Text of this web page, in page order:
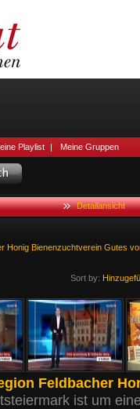
Playlist | Meine Gruppen
Detailansicht
Honig Bienenzuchtverein Gutes
Sort by:
Feldbacher
ist um